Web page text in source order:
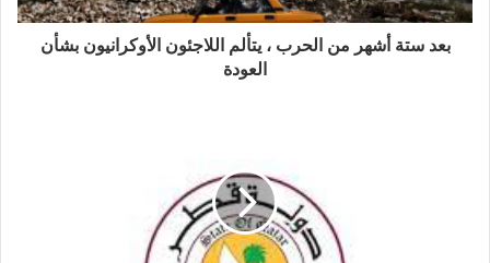
ر
بعد ستة أشهر من الحرب ، يتألم اللاجئون الأوكرانيون بشأن
العودة